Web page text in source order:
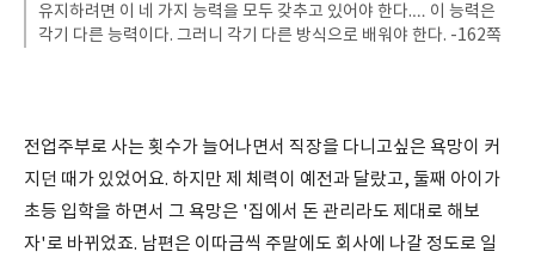
유지하려면 이 네 가지 능력을 모두 갖추고 있어야 한다.… 이 능력은
각기 다른 능력이다. 그러니 각기 다른 방식으로 배워야 한다. -162쪽
전업주부로 사는 횟수가 늘어나면서 직장을 다니고싶은 욕망이 커
지던 때가 있었어요. 하지만 제 체력이 예전과 달랐고, 둘째 아이가
초등 입학을 하면서 그 욕망은 '집에서 돈 관리라도 제대로 해보
자'로 바뀌었죠. 남편은 이따금씩 주말에도 회사에 나갈 정도로 일